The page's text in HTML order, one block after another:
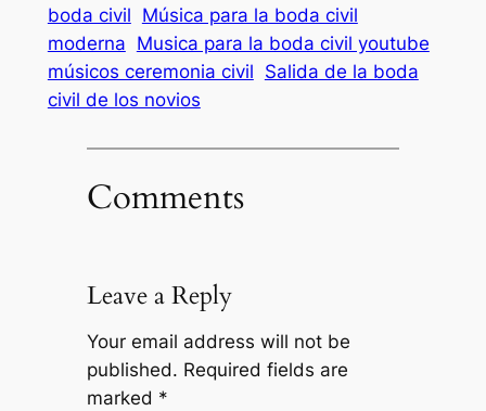
boda civil Música para la boda civil
moderna Musica para la boda civil youtube
músicos ceremonia civil Salida de la boda
civil de los novios
Comments
Leave a Reply
Your email address will not be
published. Required fields are
marked *